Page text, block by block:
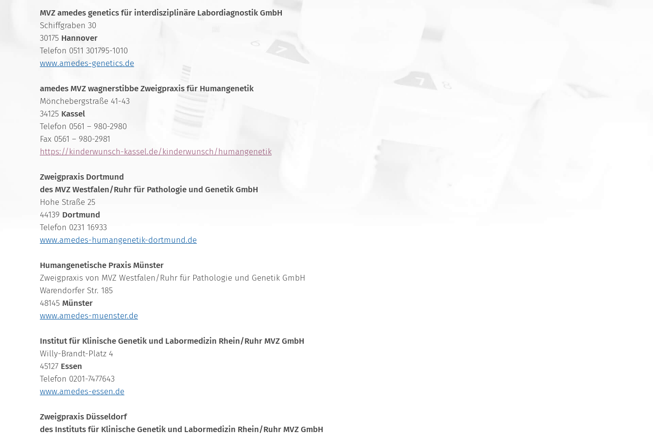
MVZ amedes genetics für interdisziplinäre Labordiagnostik GmbH
Schiffgraben 30
30175 Hannover
Telefon 0511 301795-1010
www.amedes-genetics.de
amedes MVZ wagnerstibbe Zweigpraxis für Humangenetik
Mönchebergstraße 41-43
34125 Kassel
Telefon 0561 – 980-2980
Fax 0561 – 980-2981
https://kinderwunsch-kassel.de/kinderwunsch/humangenetik
Zweigpraxis Dortmund
des MVZ Westfalen/Ruhr für Pathologie und Genetik GmbH
Hohe Straße 25
44139 Dortmund
Telefon 0231 16933
www.amedes-humangenetik-dortmund.de
Humangenetische Praxis Münster
Zweigpraxis von MVZ Westfalen/Ruhr für Pathologie und Genetik GmbH
Warendorfer Str. 185
48145 Münster
www.amedes-muenster.de
Institut für Klinische Genetik und Labormedizin Rhein/Ruhr MVZ GmbH
Willy-Brandt-Platz 4
45127 Essen
Telefon 0201-7477643
www.amedes-essen.de
Zweigpraxis Düsseldorf
des Instituts für Klinische Genetik und Labormedizin Rhein/Ruhr MVZ GmbH